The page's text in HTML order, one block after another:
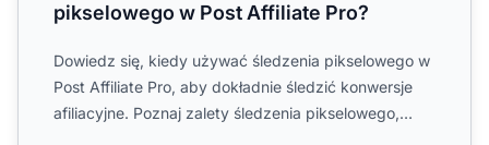
pikselowego w Post Affiliate Pro?
Dowiedz się, kiedy używać śledzenia pikselowego w
Post Affiliate Pro, aby dokładnie śledzić konwersje
afiliacyjne. Poznaj zalety śledzenia pikselowego,